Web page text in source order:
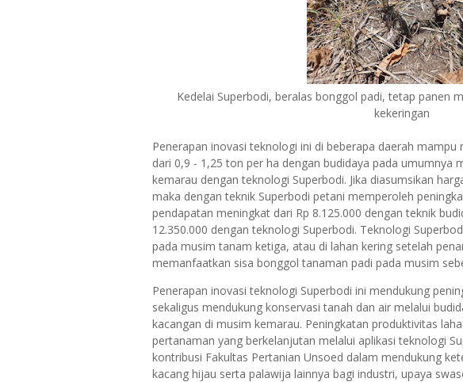
Kedelai Superbodi, beralas bonggol padi, tetap panen
kekeringan
Penerapan inovasi teknologi ini di beberapa daerah
dari 0,9 - 1,25 ton per ha dengan budidaya pada umumnya
kemarau dengan teknologi Superbodi. Jika diasumsikan
maka dengan teknik Superbodi petani memperoleh
pendapatan meningkat dari Rp 8.125.000 dengan teknik
12.350.000 dengan teknologi Superbodi. Teknologi
pada musim tanam ketiga, atau di lahan kering setelah
memanfaatkan sisa bonggol tanaman padi pada musim
Penerapan inovasi teknologi Superbodi ini mendukung
sekaligus mendukung konservasi tanah dan air melalui
kacangan di musim kemarau. Peningkatan produktivitas
pertanaman yang berkelanjutan melalui aplikasi teknologi
kontribusi Fakultas Pertanian Unsoed dalam mendukung
kacang hijau serta palawija lainnya bagi industri, upaya